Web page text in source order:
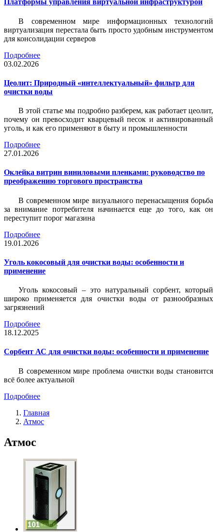
Платформы управления виртуальной инфраструктурой
В современном мире информационных технологий
виртуализация перестала быть просто удобным инструментом
для консолидации серверов
Подробнее
03.02.2026
Цеолит: Природный «интеллектуальный» фильтр для
очистки воды
В этой статье мы подробно разберем, как работает цеолит,
почему он превосходит кварцевый песок и активированный
уголь, и как его применяют в быту и промышленности
Подробнее
27.01.2026
Оклейка витрин виниловыми пленками: руководство по
преображению торгового пространства
В современном мире визуального перенасыщения борьба
за внимание потребителя начинается еще до того, как он
переступит порог магазина
Подробнее
19.01.2026
Уголь кокосовый для очистки воды: особенности и
применение
Уголь кокосовый – это натуральный сорбент, который
широко применяется для очистки воды от разнообразных
загрязнений
Подробнее
18.12.2025
Сорбент АС для очистки воды: особенности и применение
В современном мире проблема очистки воды становится
всё более актуальной
Подробнее
Главная
Атмос
Атмос